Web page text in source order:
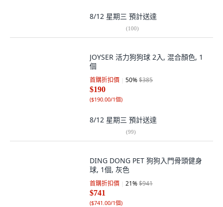
8/12 星期三 預計送達
(100)
JOYSER 活力狗狗球 2入, 混合顏色, 1
個
首購折扣價 50%$385
$190
($190.00/1個)
8/12 星期三 預計送達
(99)
DING DONG PET 狗狗入門骨頭健身
球, 1個, 灰色
首購折扣價 21%$941
$741
($741.00/1個)